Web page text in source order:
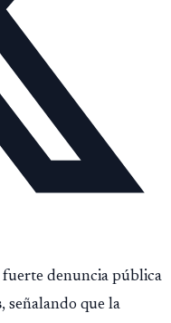
fuerte denuncia pública
, señalando que la